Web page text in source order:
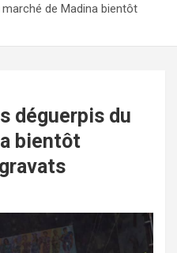
de Madina bientôt
déguerpis du
bientôt